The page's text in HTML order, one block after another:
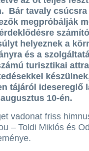
Bár tavaly
megpróbálják
helyeznek a
és a
turisztikai
tájáról idesereglő
10-én.
vadonat friss
– Toldi Miklós és